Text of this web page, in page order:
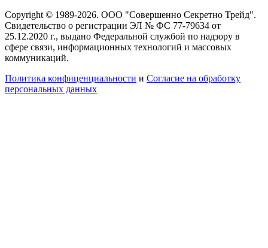
Copyright © 1989-2026. ООО "Совершенно Секретно Трейд".
Свидетельство о регистрации ЭЛ № ФС 77-79634 от
25.12.2020 г., выдано Федеральной службой по надзору в
сфере связи, информационных технологий и массовых
коммуникаций.
Политика конфиценциальности и Согласие на обработку
персональных данных